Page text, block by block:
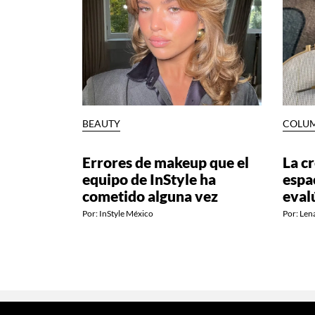
BEAUTY
Errores de makeup que el
equipo de InStyle ha
cometido alguna vez
Por: InStyle México
La
Por: